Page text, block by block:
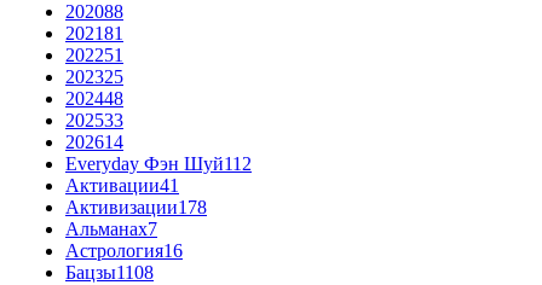
202088
202181
202251
202325
202448
202533
202614
Everyday Фэн Шуй112
Активации41
Активизации178
Альманах7
Астрология16
Бацзы1108